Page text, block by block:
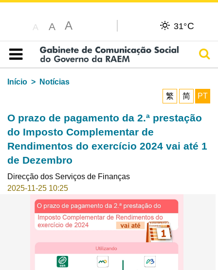
A A A 31°C
Índice
Início
Notícias
繁
简 PT
O prazo de pagamento da 2.ª prestação
do Imposto Complementar de
Rendimentos do exercício 2024 vai até 1
de Dezembro
Direcção dos Serviços de Finanças
2025-11-25 10:25